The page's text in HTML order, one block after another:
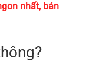
nhất, bán